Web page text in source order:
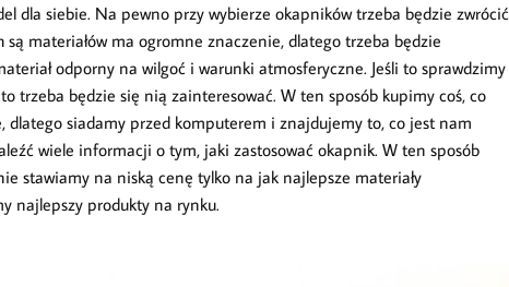
dla siebie. Na pewno przy wybierze okapników trzeba będzie zwrócić
materiałów ma ogromne znaczenie, dlatego trzeba będzie
odporny na wilgoć i warunki atmosferyczne. Jeśli to sprawdzimy
trzeba będzie się nią zainteresować. W ten sposób kupimy coś, co
dlatego siadamy przed komputerem i znajdujemy to, co jest nam
wiele informacji o tym, jaki zastosować okapnik. W ten sposób
stawiamy na niską cenę tylko na jak najlepsze materiały
najlepszy produkty na rynku.